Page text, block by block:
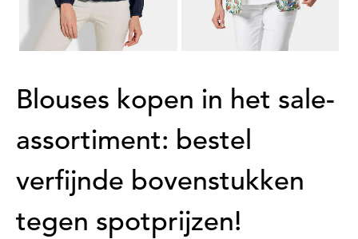
2
Blouses kopen in het sale-
assortiment: bestel
verfijnde bovenstukken
tegen spotprijzen!